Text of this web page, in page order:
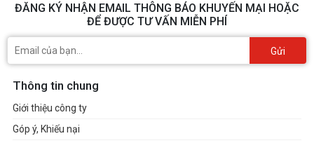
ĐĂNG KÝ NHẬN EMAIL THÔNG BÁO KHUYẾN MẠI HOẶC
ĐỂ ĐƯỢC TƯ VẤN MIỄN PHÍ
Gửi
Thông tin chung
Giới thiệu công ty
Góp ý, Khiếu nại